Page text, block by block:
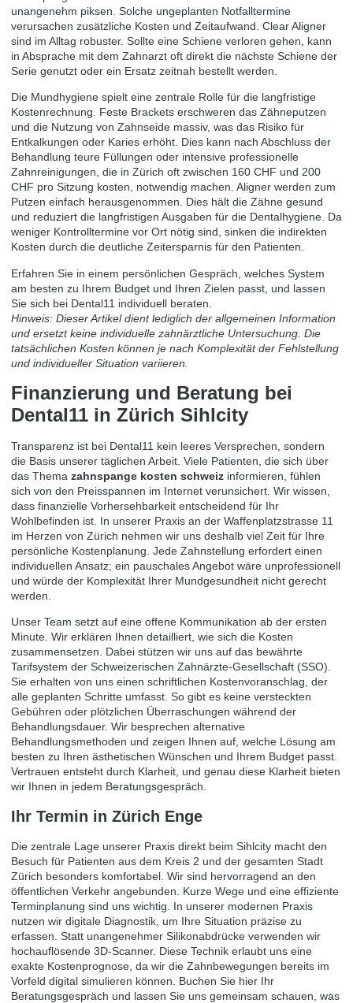
unangenehm piksen. Solche ungeplanten Notfalltermine
verursachen zusätzliche Kosten und Zeitaufwand. Clear Aligner
sind im Alltag robuster. Sollte eine Schiene verloren gehen, kann
in Absprache mit dem Zahnarzt oft direkt die nächste Schiene der
Serie genutzt oder ein Ersatz zeitnah bestellt werden.
Die Mundhygiene spielt eine zentrale Rolle für die langfristige
Kostenrechnung. Feste Brackets erschweren das Zähneputzen
und die Nutzung von Zahnseide massiv, was das Risiko für
Entkalkungen oder Karies erhöht. Dies kann nach Abschluss der
Behandlung teure Füllungen oder intensive professionelle
Zahnreinigungen, die in Zürich oft zwischen 160 CHF und 200
CHF pro Sitzung kosten, notwendig machen. Aligner werden zum
Putzen einfach herausgenommen. Dies hält die Zähne gesund
und reduziert die langfristigen Ausgaben für die Dentalhygiene. Da
weniger Kontrolltermine vor Ort nötig sind, sinken die indirekten
Kosten durch die deutliche Zeitersparnis für den Patienten.
Erfahren Sie in einem persönlichen Gespräch, welches System
am besten zu Ihrem Budget und Ihren Zielen passt, und lassen
Sie sich bei Dental11 individuell beraten
Hinweis: Dieser Artikel dient lediglich der allgemeinen Information
und ersetzt keine individuelle zahnärztliche Untersuchung. Die
tatsächlichen Kosten können je nach Komplexität der Fehlstellung
und individueller Situation variieren.
Finanzierung und Beratung bei
Dental11 in Zürich Sihlcity
Transparenz ist bei Dental11 kein leeres Versprechen, sondern
die Basis unserer täglichen Arbeit. Viele Patienten, die sich über
das Thema zahnspange kosten schweiz informieren, fühlen
sich von den Preisspannen im Internet verunsichert. Wir wissen,
dass finanzielle Vorhersehbarkeit entscheidend für Ihr
Wohlbefinden ist. In unserer Praxis an der Waffenplatzstrasse 11
im Herzen von Zürich nehmen wir uns deshalb viel Zeit für Ihre
persönliche Kostenplanung. Jede Zahnstellung erfordert einen
individuellen Ansatz; ein pauschales Angebot wäre unprofessionell
und würde der Komplexität Ihrer Mundgesundheit nicht gerecht
werden.
Unser Team setzt auf eine offene Kommunikation ab der ersten
Minute. Wir erklären Ihnen detailliert, wie sich die Kosten
zusammensetzen. Dabei stützen wir uns auf das bewährte
Tarifsystem der Schweizerischen Zahnärzte-Gesellschaft (SSO).
Sie erhalten von uns einen schriftlichen Kostenvoranschlag, der
alle geplanten Schritte umfasst. So gibt es keine versteckten
Gebühren oder plötzlichen Überraschungen während der
Behandlungsdauer. Wir besprechen alternative
Behandlungsmethoden und zeigen Ihnen auf, welche Lösung am
besten zu Ihren ästhetischen Wünschen und Ihrem Budget passt.
Vertrauen entsteht durch Klarheit, und genau diese Klarheit bieten
wir Ihnen in jedem Beratungsgespräch.
Ihr Termin in Zürich Enge
Die zentrale Lage unserer Praxis direkt beim Sihlcity macht den
Besuch für Patienten aus dem Kreis 2 und der gesamten Stadt
Zürich besonders komfortabel. Wir sind hervorragend an den
öffentlichen Verkehr angebunden. Kurze Wege und eine effiziente
Terminplanung sind uns wichtig. In unserer modernen Praxis
nutzen wir digitale Diagnostik, um Ihre Situation präzise zu
erfassen. Statt unangenehmer Silikonabdrücke verwenden wir
hochauflösende 3D-Scanner. Diese Technik erlaubt uns eine
exakte Kostenprognose, da wir die Zahnbewegungen bereits im
Vorfeld digital simulieren können. Buchen Sie hier Ihr
Beratungsgespräch und lassen Sie uns gemeinsam schauen, was